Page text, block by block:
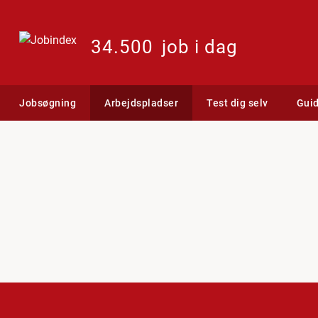
34.500 job i dag
Jobsøgning Arbejdspladser Test dig selv